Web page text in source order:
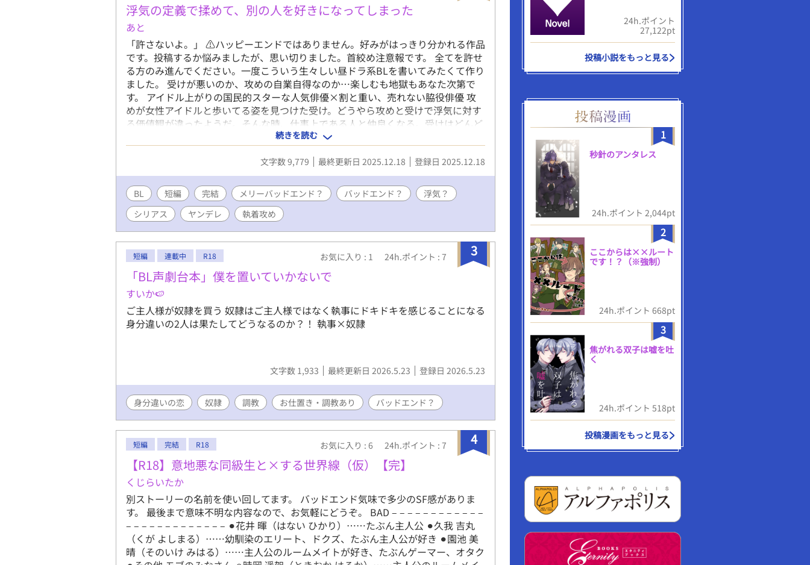
浮気の定義で揉めて、別の人を好きになってしまった
あと
「許さないよ。」 ⚠️ハッピーエンドではありません。好みがはっきり分かれる作品
です。投稿するか悩みましたが、思い切りました。首絞め注意報です。 全てを許せ
る方のみ進んでください。一度こういう生々しい昼ドラ系BLを書いてみたくて作り
ました。 受けが悪いのか、攻めの自業自得なのか…楽しむも地獄もあなた次第で
す。 アイドル上がりの国民的スターな人気俳優×割と重い、売れない脇役俳優 攻
めが女性アイドルと歩いてる姿を見つけた受け。どうやら攻めと受けで浮気に対す
る価値観が違ったようだ。そんな時、仕事上である人と仲良くなる。受けはどんど
んその人に心を奪われていき…？？ 攻め:宝城晶 攻め？:雪村日向 受け:斉藤学人 ひ
よったら消します。 誤字脱字はサイレント修正します。 また、内容もサイレント
修正する時もあります。 定期的にタグも整理します。 批判・中傷コメントはお控え
ください。 見つけ次第削除いたします。 自己判断で消しますので。
続きを読む
文字数 9,779 最終更新日 2025.12.18 登録日 2025.12.18
BL 短編 完結 メリーバッドエンド？ バッドエンド？
浮気？
シリアス
ヤンデレ 執着攻め
3
短編 連載中 R18 お気に入り : 1 24h.ポイント : 7
「BL声劇台本」僕を置いていかないで
すいか🍉
ご主人様が奴隷を買う 奴隷はご主人様ではなく執事にドキドキを感じることになる
身分違いの2人は果たしてどうなるのか？！ 執事×奴隷
文字数 1,933 最終更新日 2026.5.23 登録日 2026.5.23
身分違いの恋 奴隷 調教 お仕置き・調教あり バッドエンド？
4
短編 完結 R18 お気に入り : 6 24h.ポイント : 7
【R18】意地悪な同級生と×する世界線（仮）【完】
くじらいたか
別ストーリーの名前を使い回してます。 バッドエンド気味で多少のSF感がありま
す。 最後まで意味不明な内容なので、お気軽にどうぞ。 BAD – – – – – – – – – – – –
– – – – – – – – – – – – – ⚫︎花井 暉（はない ひかり）……たぶん主人公 ⚫︎久我 吉丸
（くが よしまる）……幼馴染のエリート、ドクズ、たぶん主人公が好き ⚫︎園池 美
晴（そのいけ みはる）……主人公のルームメイトが好き、たぶんゲーマー、オタク
24h.ポイント
27,122pt
投稿小説をもっと見る
1
秒針のアンタレス
24h.ポイント 2,044pt
2
ここからは××ルート
です！？（※強制）
24h.ポイント 668pt
3
焦がれる双子は嘘を吐
く
24h.ポイント 518pt
投稿漫画をもっと見る